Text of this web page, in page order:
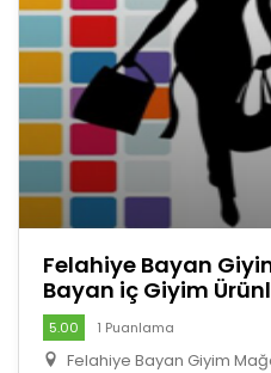
Felahiye Bayan
Bayan iç Giyim
5.00 1 Puanlama
Felahiye Bayan Giyim